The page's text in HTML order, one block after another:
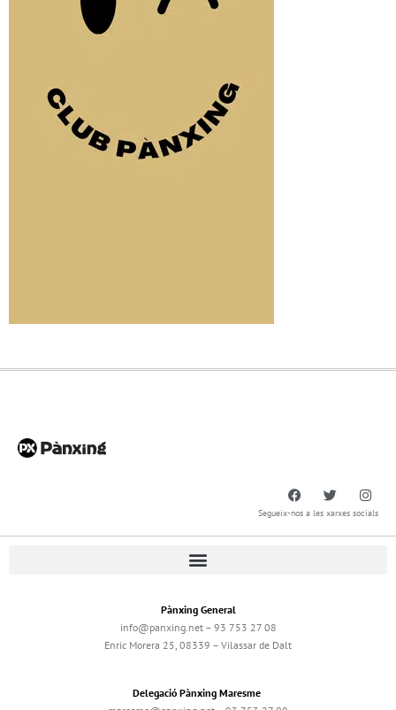
Segueix-nos a les xarxes socials
Pànxing General
info@panxing.net – 93 753 27 08
Enric Morera 25, 08339 – Vilassar de Dalt
Delegació Pànxing Maresme